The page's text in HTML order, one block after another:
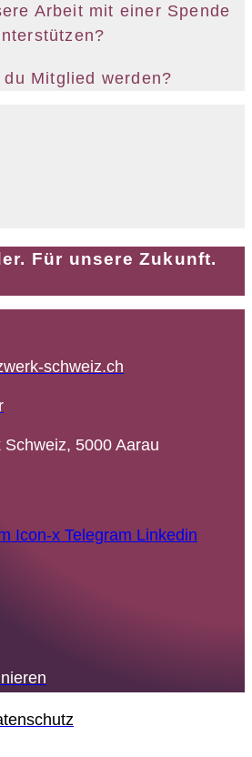
Arbeit mit einer Spende
du Mitglied werden?
Für unsere Zukunft.
schweiz.ch
5000 Aarau
Icon-x Telegram Linkedin